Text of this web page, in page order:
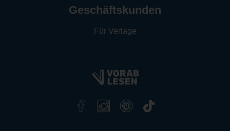
Geschäftskunden
Für Verlage